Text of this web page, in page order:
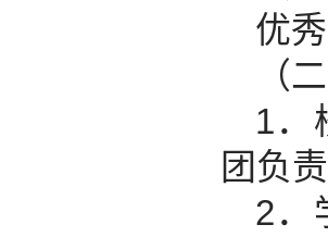
优
（
1．
团负
2．